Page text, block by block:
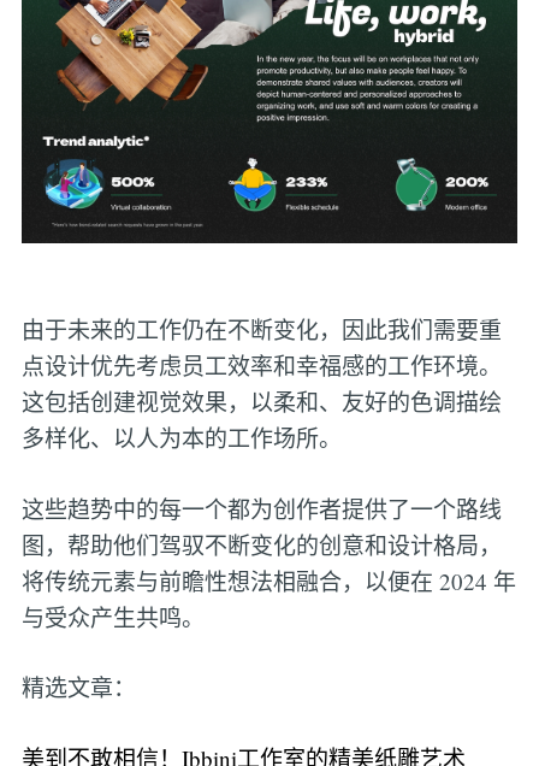
由于未来的工作仍在不断变化，因此我们需要重
点设计优先考虑员工效率和幸福感的工作环境。
这包括创建视觉效果，以柔和、友好的色调描绘
多样化、以人为本的工作场所。
这些趋势中的每一个都为创作者提供了一个路线
图，帮助他们驾驭不断变化的创意和设计格局，
将传统元素与前瞻性想法相融合，以便在 2024 年
与受众产生共鸣。
精选文章：
美到不敢相信！Ibbini工作室的精美纸雕艺术